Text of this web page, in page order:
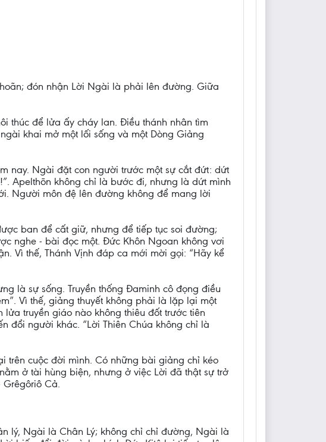
đón nhận Lời Ngài là phải lên đường. Giữa
thúc để lửa ấy cháy lan. Điều thánh nhân tìm
khai mở một lối sống và một Dòng Giảng
nay. Ngài đặt con người trước một sự cắt đứt: dứt
Apelthōn không chỉ là bước đi, nhưng là dứt mình
Người môn đệ lên đường không để mang lời
ban để cất giữ, nhưng để tiếp tục soi đường;
nghe - bài đọc một. Đức Khôn Ngoan không vơi
Vì thế, Thánh Vịnh đáp ca mới mời gọi: “Hãy kể
là sự sống. Truyền thống Đaminh cô đọng điều
Vì thế, giảng thuyết không phải là lặp lại một
truyền giáo nào không thiêu đốt trước tiên
đổi người khác. “Lời Thiên Chúa không chỉ là
trên cuộc đời mình. Có những bài giảng chỉ kéo
ở tài hùng biện, nhưng ở việc Lời đã thật sự trở
Cả.
lý, Ngài là Chân Lý; không chỉ chỉ đường, Ngài là